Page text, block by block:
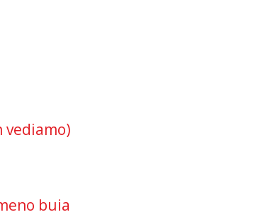
vediamo)
buia